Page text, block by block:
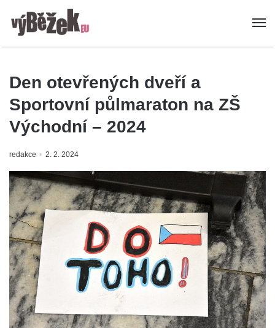
Den otevřených dveří a
Sportovní půlmaraton na ZŠ
Východní – 2024
redakce 2. 2. 2024